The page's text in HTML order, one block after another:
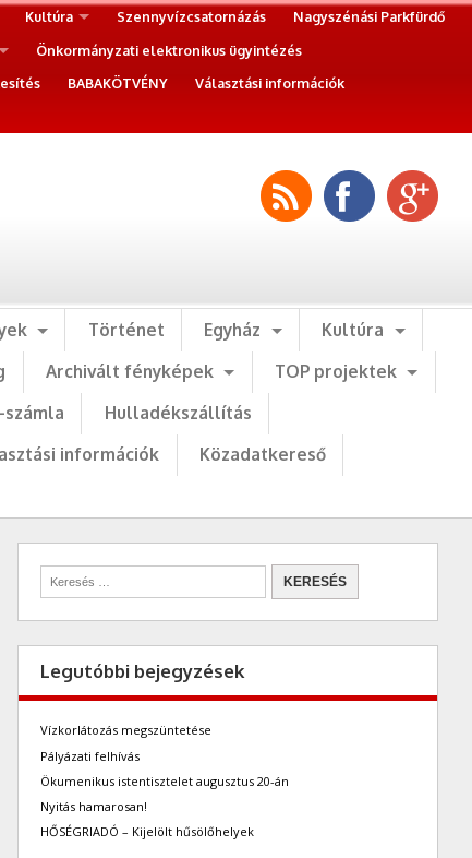
Kultúra Szennyvízcsatornázás
Nagyszénási Parkfürdő
Önkormányzati elektronikus ügyintézés
BABAKÖTVÉNY
Választási információk
Történet Egyház
Kultúra
Archivált fényképek
TOP projektek
Hulladékszállítás
információk
Közadatkereső
Legutóbbi bejegyzések
Vízkorlátozás megszüntetése
Pályázati felhívás
Ökumenikus istentisztelet augusztus 20-án
Nyitás hamarosan!
HŐSÉGRIADÓ – Kijelölt hűsölőhelyek